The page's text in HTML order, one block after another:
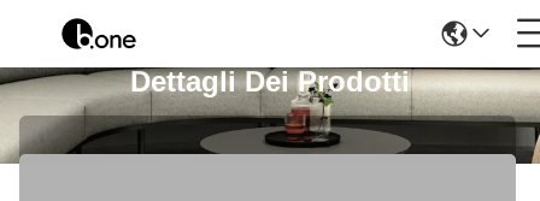
Dettagli Dei Prodotti